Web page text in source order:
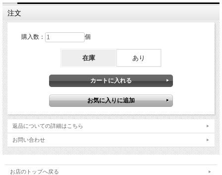
注文
購入数： 個
在庫 あり
返品についての詳細はこちら
お問い合わせ
お店のトップへ戻る